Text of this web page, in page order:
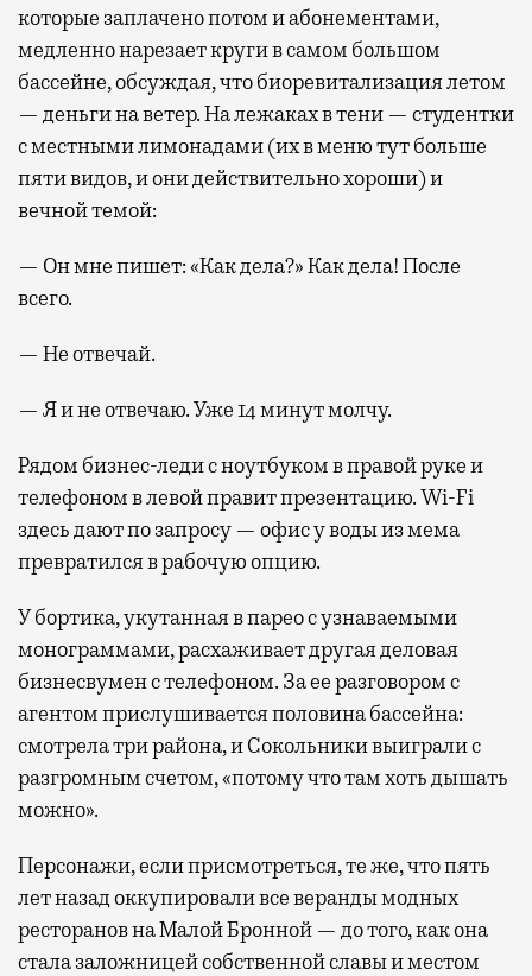
которые заплачено потом и абонементами,
медленно нарезает круги в самом большом
бассейне, обсуждая, что биоревитализация летом
— деньги на ветер. На лежаках в тени — студентки
с местными лимонадами (их в меню тут больше
пяти видов, и они действительно хороши) и
вечной темой:
— Он мне пишет: «Как дела?» Как дела! После
всего.
— Не отвечай.
— Я и не отвечаю. Уже 14 минут молчу.
Рядом бизнес-леди с ноутбуком в правой руке и
телефоном в левой правит презентацию. Wi-Fi
здесь дают по запросу — офис у воды из мема
превратился в рабочую опцию.
У бортика, укутанная в парео с узнаваемыми
монограммами, расхаживает другая деловая
бизнесвумен с телефоном. За ее разговором с
агентом прислушивается половина бассейна:
смотрела три района, и Сокольники выиграли с
разгромным счетом, «потому что там хоть дышать
можно».
Персонажи, если присмотреться, те же, что пять
лет назад оккупировали все веранды модных
ресторанов на Малой Бронной — до того, как она
стала заложницей собственной славы и местом